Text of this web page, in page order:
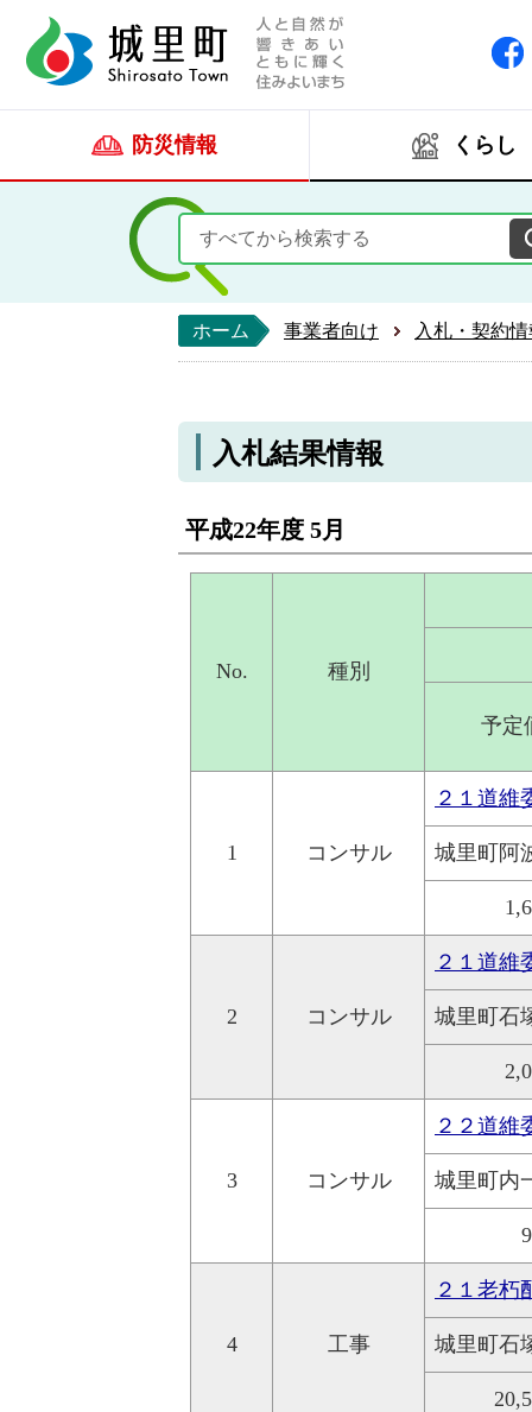
防災情報 くらし
ホーム 事業者向け 入札・契約
入札結果情報
平成22年度 5月
No. 種別
予定
1 コンサル
２１道維
城里町阿
2 コンサル
２１道維
城里町石
3 コンサル
２２道維
城里町内
4 工事
２１老
城里町石